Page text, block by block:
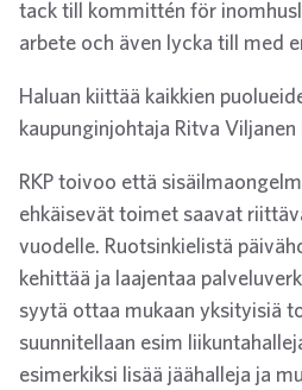
tack till kommittén för
arbete och även lycka till med
Haluan kiittää kaikkien
kaupunginjohtaja Ritva
RKP toivoo että
ehkäisevät toimet saavat
vuodelle. Ruotsinkielistä
kehittää ja laajentaa
syytä ottaa mukaan yksityisiä
suunnitellaan esim
esimerkiksi lisää jäähalleja ja